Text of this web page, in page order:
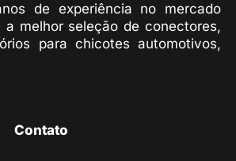
de experiência no mercado
melhor seleção de conectores,
para chicotes automotivos,
Contato